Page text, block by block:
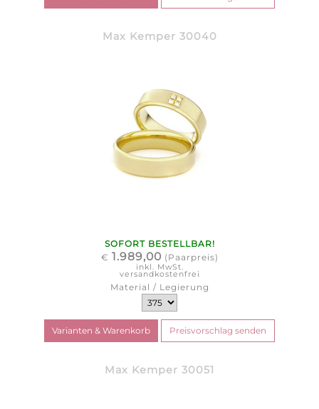
Max Kemper 30040
SOFORT BESTELLBAR!
€ 1.989,00 (Paarpreis)
inkl. MwSt.
versandkostenfrei
Material / Legierung
Max Kemper 30051